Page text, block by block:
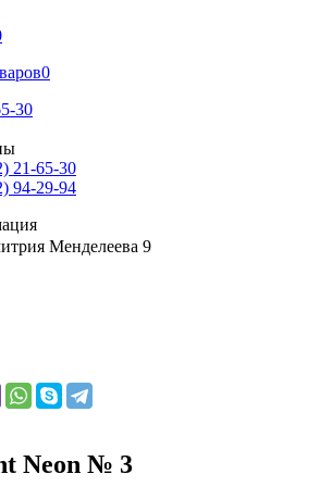
0
30
21-65-30
94-29-94
Менделеева 9
Neon № 3